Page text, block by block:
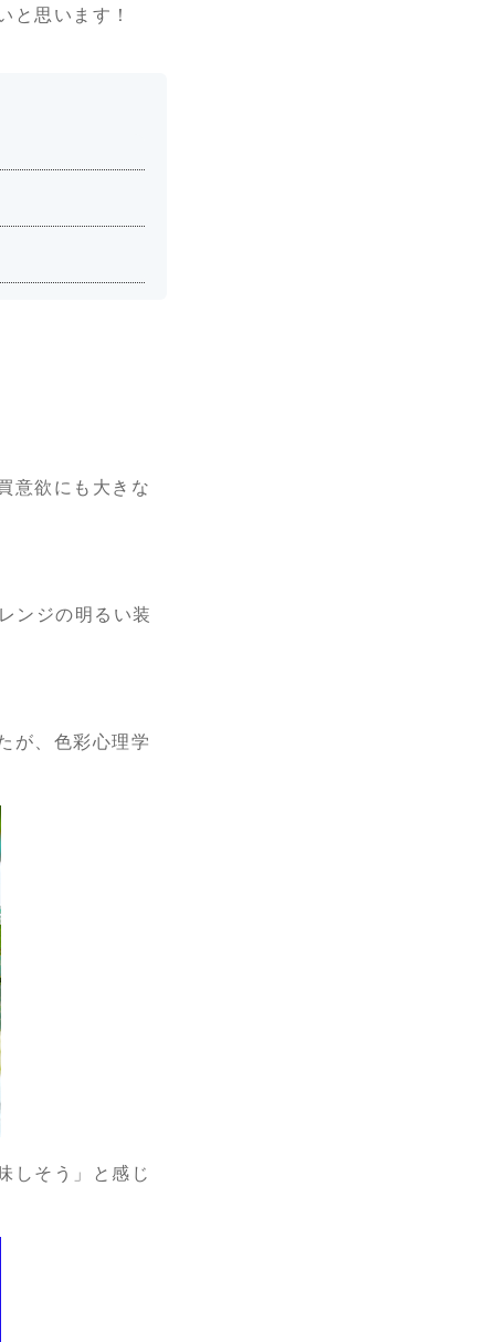
と思います！
意欲にも大きな
ンジの明るい装
が、色彩心理学
しそう」と感じ